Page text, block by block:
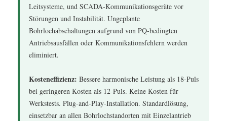
Leitsysteme, und SCADA-Kommunikationsgeräte vor
Störungen und Instabilität. Ungeplante
Bohrlochabschaltungen aufgrund von PQ-bedingten
Antriebsausfällen oder Kommunikationsfehlern werden
eliminiert.
Kosteneffizienz: Bessere harmonische Leistung als 18-Puls
bei geringeren Kosten als 12-Puls. Keine Kosten für
Werkstests. Plug-and-Play-Installation. Standardlösung,
einsetzbar an allen Bohrlochstandorten mit Einzelantrieb